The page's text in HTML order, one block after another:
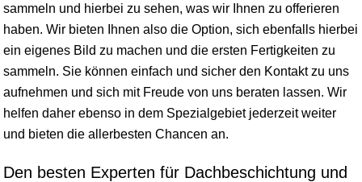
sammeln und hierbei zu sehen, was wir Ihnen zu offerieren
haben. Wir bieten Ihnen also die Option, sich ebenfalls hierbei
ein eigenes Bild zu machen und die ersten Fertigkeiten zu
sammeln. Sie können einfach und sicher den Kontakt zu uns
aufnehmen und sich mit Freude von uns beraten lassen. Wir
helfen daher ebenso in dem Spezialgebiet jederzeit weiter
und bieten die allerbesten Chancen an.
Den besten Experten für Dachbeschichtung und